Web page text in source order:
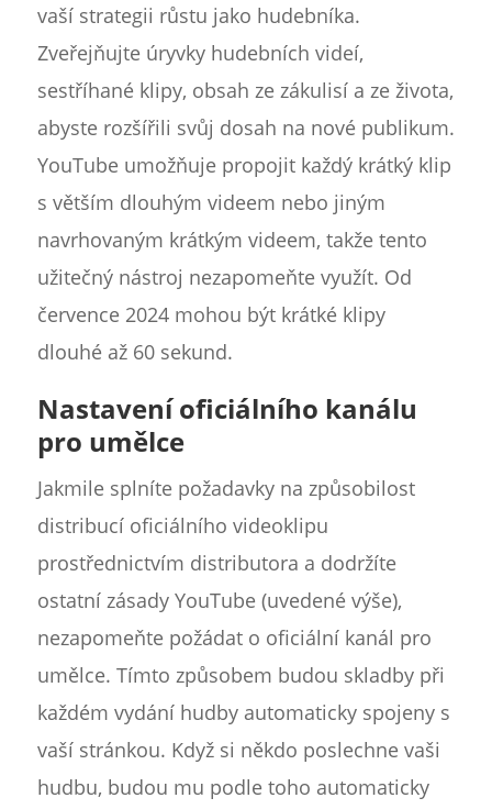
vaší strategii růstu jako hudebníka.
Zveřejňujte úryvky hudebních videí,
sestříhané klipy, obsah ze zákulisí a ze života,
abyste rozšířili svůj dosah na nové publikum.
YouTube umožňuje propojit každý krátký klip
s větším dlouhým videem nebo jiným
navrhovaným krátkým videem, takže tento
užitečný nástroj nezapomeňte využít. Od
července 2024 mohou být krátké klipy
dlouhé až 60 sekund.
Nastavení oficiálního kanálu
pro umělce
Jakmile splníte požadavky na způsobilost
distribucí oficiálního videoklipu
prostřednictvím distributora a dodržíte
ostatní zásady YouTube (uvedené výše),
nezapomeňte požádat o oficiální kanál pro
umělce. Tímto způsobem budou skladby při
každém vydání hudby automaticky spojeny s
vaší stránkou. Když si někdo poslechne vaši
hudbu, budou mu podle toho automaticky